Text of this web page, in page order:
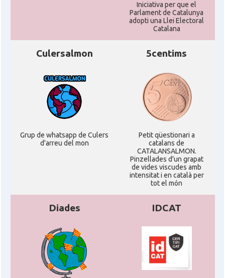
Catalans a WIGHT
Casal Centre Català d'Escòcia
Delegació del Govern al Regne Unit
i Irlanda
Consolat general a Edinburgh
Ambaixada
* + ambaixades i consolats
Iniciativa per que el
Parlament de Catalunya
adopti una Llei Electoral
Catalana
Culersalmon
Grup de whatsapp de Culers
d'arreu del mon
5centims
Petit qüestionari a
catalans de
CATALANSALMON.
Pinzellades d'un grapat
de vides viscudes amb
intensitat i en català per
tot el món
Diades IDCAT